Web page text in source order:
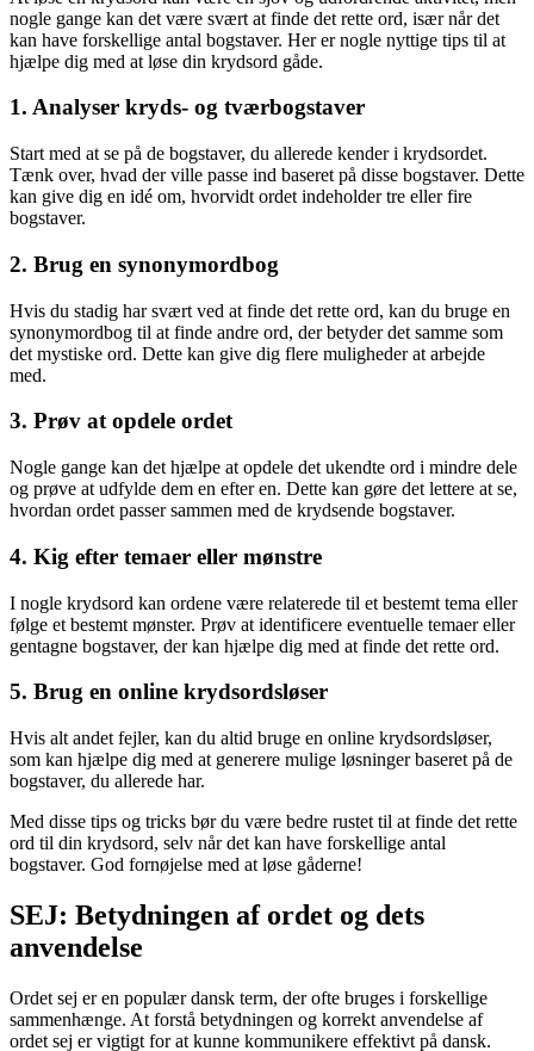
nogle gange kan det være svært at finde det rette ord, især når det
kan have forskellige antal bogstaver. Her er nogle nyttige tips til at
hjælpe dig med at løse din krydsord gåde.
1. Analyser kryds- og tværbogstaver
Start med at se på de bogstaver, du allerede kender i krydsordet.
Tænk over, hvad der ville passe ind baseret på disse bogstaver. Dette
kan give dig en idé om, hvorvidt ordet indeholder tre eller fire
bogstaver.
2. Brug en synonymordbog
Hvis du stadig har svært ved at finde det rette ord, kan du bruge en
synonymordbog til at finde andre ord, der betyder det samme som
det mystiske ord. Dette kan give dig flere muligheder at arbejde
med.
3. Prøv at opdele ordet
Nogle gange kan det hjælpe at opdele det ukendte ord i mindre dele
og prøve at udfylde dem en efter en. Dette kan gøre det lettere at se,
hvordan ordet passer sammen med de krydsende bogstaver.
4. Kig efter temaer eller mønstre
I nogle krydsord kan ordene være relaterede til et bestemt tema eller
følge et bestemt mønster. Prøv at identificere eventuelle temaer eller
gentagne bogstaver, der kan hjælpe dig med at finde det rette ord.
5. Brug en online krydsordsløser
Hvis alt andet fejler, kan du altid bruge en online krydsordsløser,
som kan hjælpe dig med at generere mulige løsninger baseret på de
bogstaver, du allerede har.
Med disse tips og tricks bør du være bedre rustet til at finde det rette
ord til din krydsord, selv når det kan have forskellige antal
bogstaver. God fornøjelse med at løse gåderne!
SEJ: Betydningen af ordet og dets
anvendelse
Ordet sej er en populær dansk term, der ofte bruges i forskellige
sammenhænge. At forstå betydningen og korrekt anvendelse af
ordet sej er vigtigt for at kunne kommunikere effektivt på dansk.